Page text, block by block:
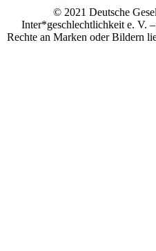
© 2021 Deutsche
Inter*geschlechtlichkeit e. V.
Rechte an Marken oder Bildern